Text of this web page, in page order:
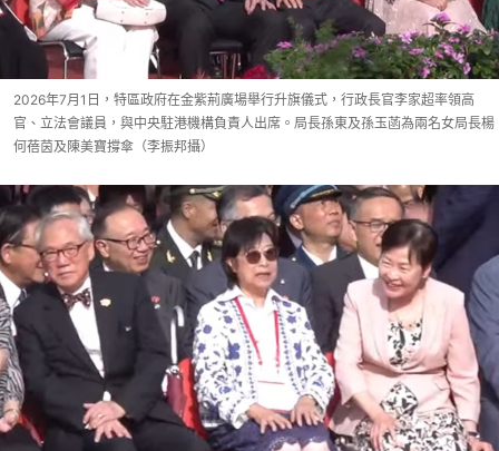
2026年7月1日，特區政府在金紫荊廣場舉行升旗儀式，行政長官李家超率領高
官、立法會議員，與中央駐港機構負責人出席。局長孫東及孫玉菡為兩名女局長楊
何蓓茵及陳美寶撐傘（李振邦攝）